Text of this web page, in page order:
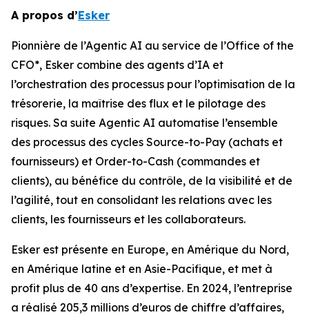
A propos d’Esker
Pionnière de l’Agentic AI au service de l’Office of the
CFO*, Esker combine des agents d’IA et
l’orchestration des processus pour l’optimisation de la
trésorerie, la maîtrise des flux et le pilotage des
risques. Sa suite Agentic AI automatise l’ensemble
des processus des cycles Source-to-Pay (achats et
fournisseurs) et Order-to-Cash (commandes et
clients), au bénéfice du contrôle, de la visibilité et de
l’agilité, tout en consolidant les relations avec les
clients, les fournisseurs et les collaborateurs.
Esker est présente en Europe, en Amérique du Nord,
en Amérique latine et en Asie-Pacifique, et met à
profit plus de 40 ans d’expertise. En 2024, l’entreprise
a réalisé 205,3 millions d’euros de chiffre d’affaires,